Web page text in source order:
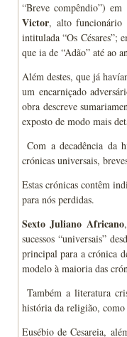
“Breve compêndio”)
Victor, alto funcionário
intitulada “Os Césares”;
que ia de “Adão” até ao
Além destes, que já
um encarniçado
obra descreve
exposto de modo mais
Com a decadência da
crónicas universais,
Estas crónicas contêm
para nós perdidas.
Sexto Juliano Africano
sucessos “universais”
principal para a crónica
modelo à maioria das
Também a literatura
história da religião,
Eusébio de Cesareia,